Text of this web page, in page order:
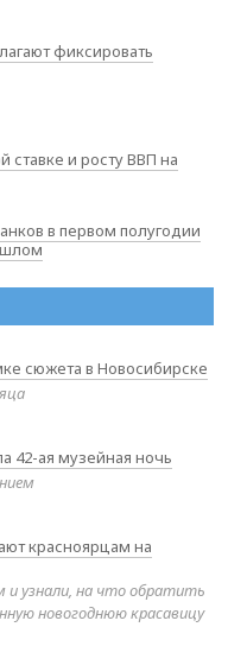
фиксировать
ставке и росту ВВП на
в первом полугодии
сюжета в Новосибирске
42-ая музейная ночь
красноярцам на
и узнали, на что обратить
новогоднюю красавицу